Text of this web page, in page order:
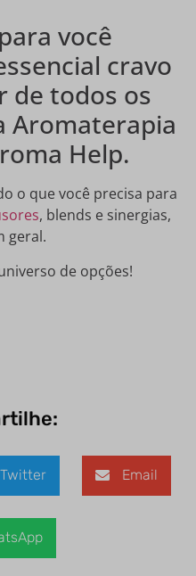
você
cravo
de todos os
Aromaterapia
Help.
o que você precisa para
, blends e sinergias,
geral.
de opções!
Twitter Email